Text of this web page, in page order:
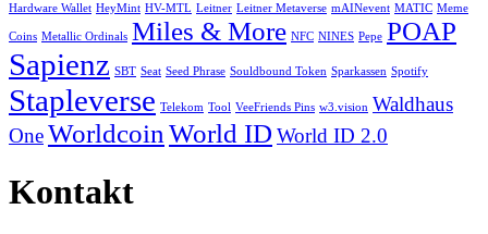
Hardware Wallet HeyMint HV-MTL Leitner Leitner Metaverse mAINevent MATIC Meme
Coins Metallic Ordinals Miles & More NFC NINES Pepe POAP
Sapienz SBT Seat Seed Phrase Souldbound Token Sparkassen Spotify
Stapleverse Telekom Tool VeeFriends Pins w3.vision Waldhaus
OneWorldcoin World ID World ID 2.0
Kontakt